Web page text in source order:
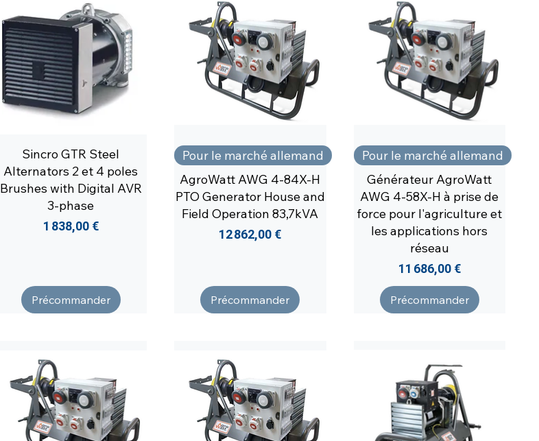
Sincro GTR Steel
Alternators 2 et 4 poles
Brushes with Digital AVR
3-phase
Prix
1 838,00 €
Précommander
Pour le marché allemand
AgroWatt AWG 4-84X-H
PTO Generator House and
Field Operation 83,7kVA
Prix
12 862,00 €
Précommander
Pour le marché allemand
Générateur AgroWatt
AWG 4-58X-H à prise de
force pour l'agriculture et
les applications hors
réseau
Prix
11 686,00 €
Précommander